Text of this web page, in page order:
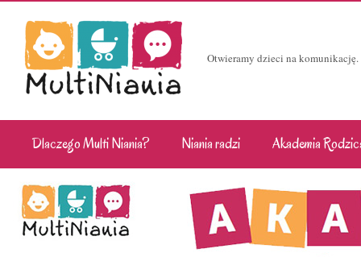
Otwieramy dzieci na
Dlaczego Multi Niania? Niania radzi Akademia